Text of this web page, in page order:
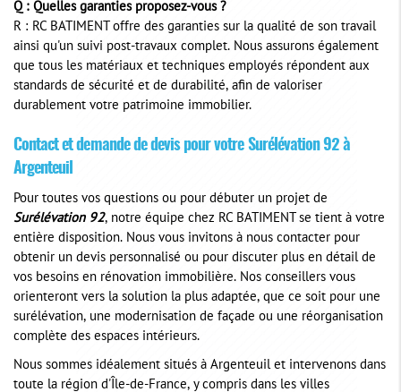
Q : Quelles garanties proposez-vous ?
R : RC BATIMENT offre des garanties sur la qualité de son travail
ainsi qu'un suivi post-travaux complet. Nous assurons également
que tous les matériaux et techniques employés répondent aux
standards de sécurité et de durabilité, afin de valoriser
durablement votre patrimoine immobilier.
Contact et demande de devis pour votre Surélévation 92 à
Argenteuil
Pour toutes vos questions ou pour débuter un projet de
Surélévation 92, notre équipe chez RC BATIMENT se tient à votre
entière disposition. Nous vous invitons à nous contacter pour
obtenir un devis personnalisé ou pour discuter plus en détail de
vos besoins en rénovation immobilière. Nos conseillers vous
orienteront vers la solution la plus adaptée, que ce soit pour une
surélévation, une modernisation de façade ou une réorganisation
complète des espaces intérieurs.
Nous sommes idéalement situés à Argenteuil et intervenons dans
toute la région d'Île-de-France, y compris dans les villes